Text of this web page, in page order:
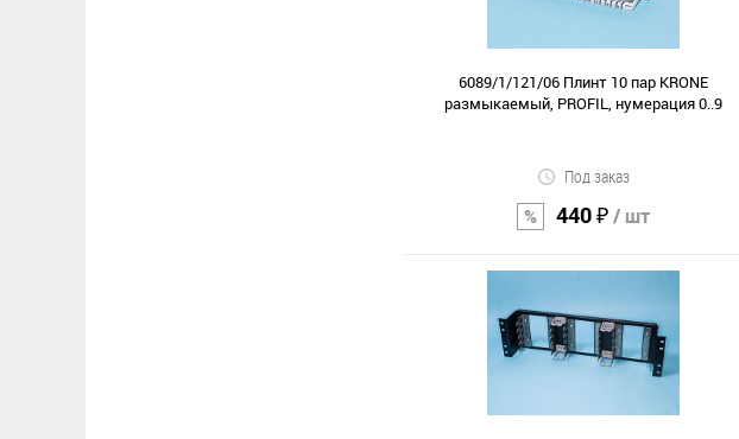
6089/1/121/06 Плинт 10 пар KRONE
размыкаемый, PROFIL, нумерация 0..9
Под заказ
440 ₽/ шт
В корзину